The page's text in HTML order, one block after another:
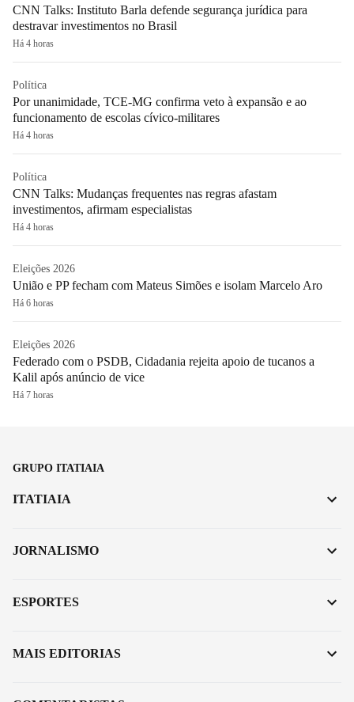
CNN Talks: Instituto Barla defende segurança jurídica para
destravar investimentos no Brasil
Há 4 horas
Política
Por unanimidade, TCE-MG confirma veto à expansão e ao
funcionamento de escolas cívico-militares
Há 4 horas
Política
CNN Talks: Mudanças frequentes nas regras afastam
investimentos, afirmam especialistas
Há 4 horas
Eleições 2026
União e PP fecham com Mateus Simões e isolam Marcelo Aro
Há 6 horas
Eleições 2026
Federado com o PSDB, Cidadania rejeita apoio de tucanos a
Kalil após anúncio de vice
Há 7 horas
GRUPO ITATIAIA
ITATIAIA
JORNALISMO
ESPORTES
MAIS EDITORIAS